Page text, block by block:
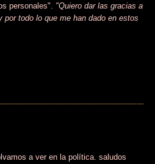
personales". "Quiero dar las gracias a
todo lo que me han dado en estos
a ver en la política. saludos